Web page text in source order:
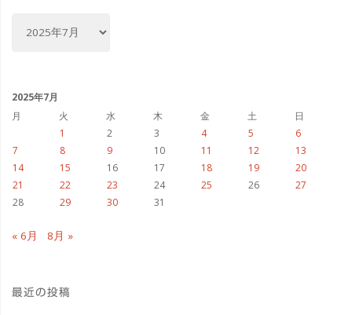
ブ
2025年7月
月
火 水 木 金 土
日
1
2 3 4 5
6
7
8 9 10 11 12
13
14
15 16 17 18 19
20
21
22 23 24 25 26
27
28
29 30 31
« 6月 8月 »
最近の投稿